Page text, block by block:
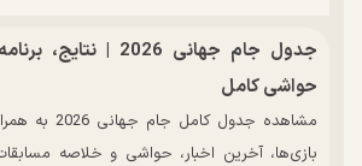
جدول جام جهانی 2026 |
حواشی کامل
مشاهده جدول
بازی‌ها، آخرین اخبار، حواشی و خلاصه